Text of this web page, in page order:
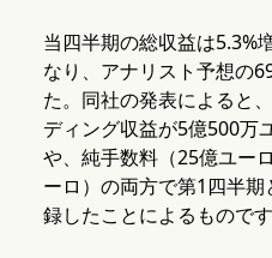
当四半期の総収益は5.3%
なり、アナリスト予想の
た。同社の発表によると
ディング収益が5億500万
や、純手数料（25億ユー
ーロ）の両方で第1四半
録したことによるものです